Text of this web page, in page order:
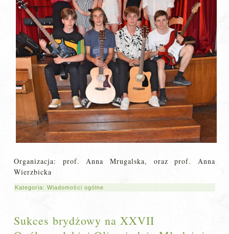
Organizacja: prof. Anna Mrugalska, oraz prof. Anna
Wierzbicka
Kategoria:Wiadomości ogólne
Sukces brydżowy na XXVII